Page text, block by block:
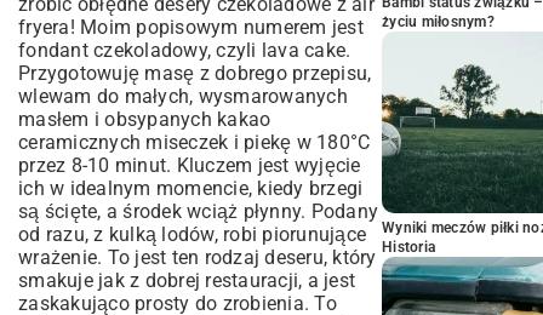
fryera! Moim popisowym numerem jest
fondant czekoladowy, czyli lava cake.
Przygotowuję masę z dobrego przepisu,
wlewam do małych, wysmarowanych
masłem i obsypanych kakao
ceramicznych miseczek i piekę w 180°C
przez 8-10 minut. Kluczem jest wyjęcie
ich w idealnym momencie, kiedy brzegi
są ścięte, a środek wciąż płynny. Podany
od razu, z kulką lodów, robi piorunujące
wrażenie. To jest ten rodzaj deseru, który
smakuje jak z dobrej restauracji, a jest
zaskakująco prosty do zrobienia. To
życiu miłosnym?
Wyniki meczów piłki
Historia